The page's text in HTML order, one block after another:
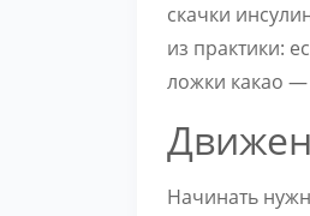
скачки
из практики:
ложки какао —
Начинать